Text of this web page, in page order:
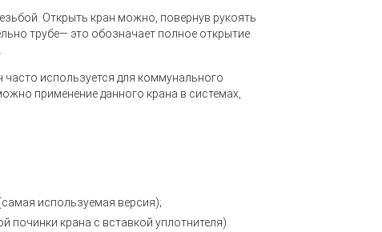
Открыть кран можно, повернув рукоять
трубе— это обозначает полное открытие
используется для коммунального
применение данного крана в системах,
самая используемая версия);
крана с вставкой уплотнителя).